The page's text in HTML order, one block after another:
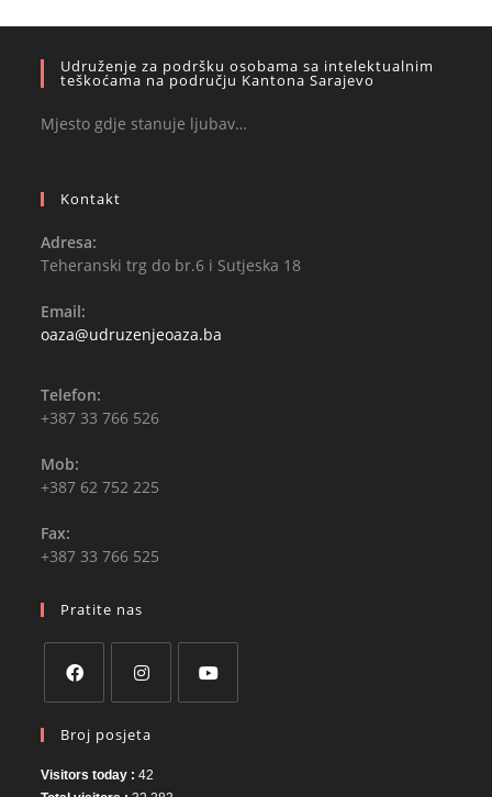
Udruženje za podršku osobama sa intelektualnim
teškoćama na području Kantona Sarajevo
Mjesto gdje stanuje ljubav…
Kontakt
Adresa:
Teheranski trg do br.6 i Sutjeska 18
Email:
oaza@udruzenjeoaza.ba
Telefon:
+387 33 766 526
Mob:
+387 62 752 225
Fax:
+387 33 766 525
Pratite nas
in
a
in
a
Broj posjeta
Visitors today :42